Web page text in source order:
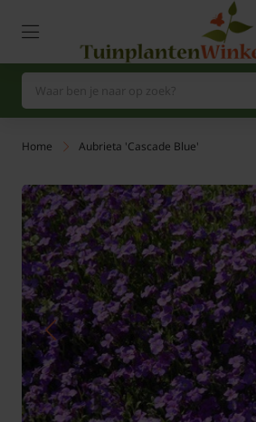
Home Aubrieta 'Cascade Blue'